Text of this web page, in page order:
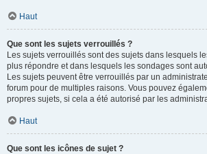
Haut
Que sont les sujets verrouillés ?
Les sujets verrouillés sont des sujets dans lesquels
plus répondre et dans lesquels les sondages sont
Les sujets peuvent être verrouillés par un
forum pour de multiples raisons. Vous pouvez
propres sujets, si cela a été autorisé par les
Haut
Que sont les icônes de sujet ?